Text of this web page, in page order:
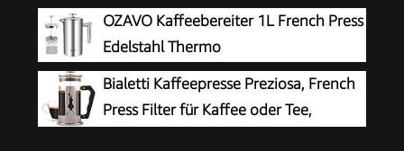
Kaffeezubereiter für Zuhause Reisen
Camping inkl. Untersetzer, Löffel, Ersatzfilter
(Schwarz, 350ml (2 Tassen)
OZAVO Kaffeebereiter 1L French Press
Edelstahl Thermo
Bialetti Kaffeepresse Preziosa, French
Press Filter für Kaffee oder Tee,